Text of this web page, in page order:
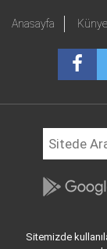
Anasayfa Künye
Sitemizde